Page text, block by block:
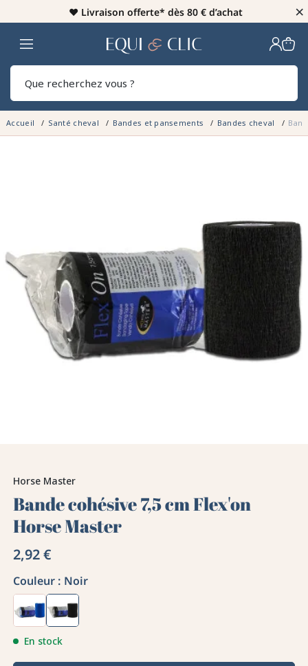
♥️ Livraison offerte* dès 80 € d’achat ×
Home
Accueil Santé cheval Bandes et pansements Bandes cheval
Horse Master
Bande cohésive 7,5 cm Flex'on
Horse Master
2,92 €
Couleur : Noir
En stock